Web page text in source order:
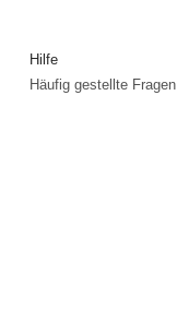
Hilfe
Häufig gestellte Fragen